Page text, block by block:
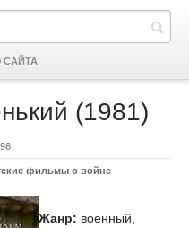
(1981)
фильмы о войне
Жанр: военный,